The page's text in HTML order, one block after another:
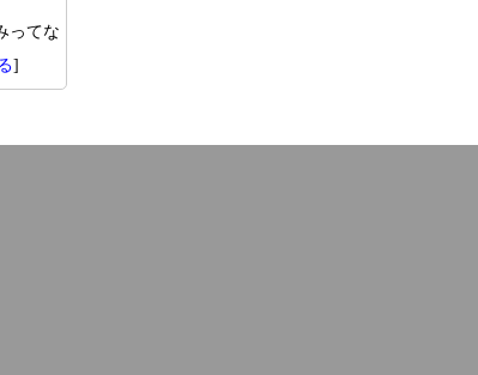
ってな
]